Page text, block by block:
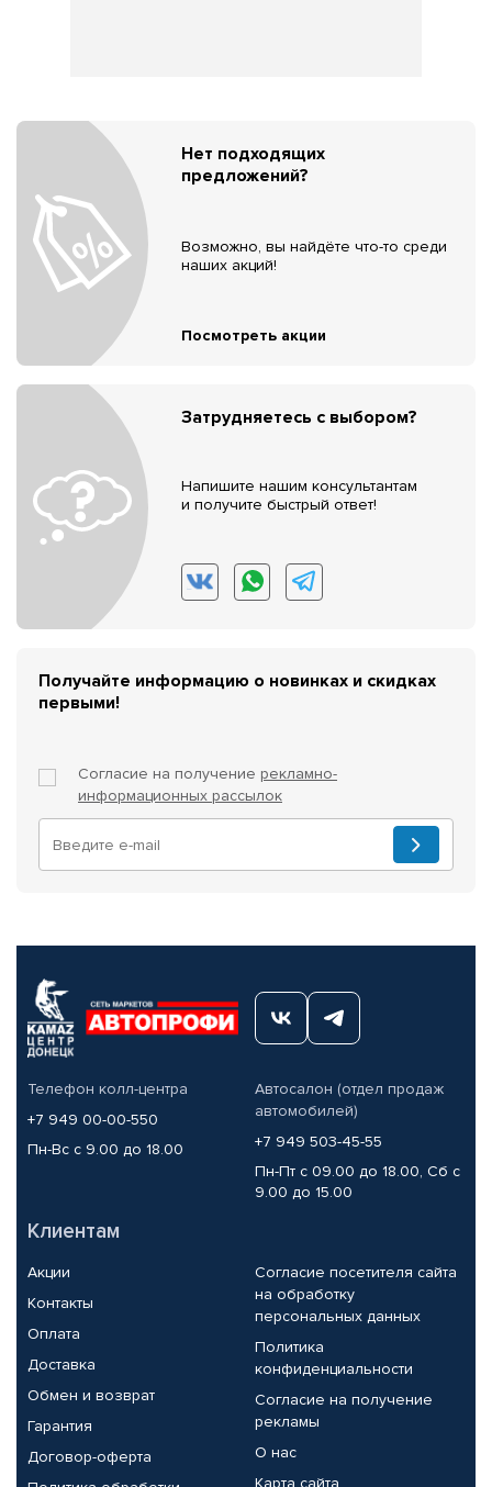
Нет подходящих
предложений?
Возможно, вы найдёте что-то среди
наших акций!
Посмотреть акции
Затрудняетесь с выбором?
Напишите нашим консультантам
и получите быстрый ответ!
Получайте информацию о новинках и скидках
первыми!
Согласие на получение рекламно-
информационных рассылок
Телефон колл-центра
+7 949 00-00-550
Пн-Вс с 9.00 до 18.00
Автосалон (отдел продаж
автомобилей)
+7 949 503-45-55
Пн-Пт с 09.00 до 18.00, Сб с
9.00 до 15.00
Клиентам
Акции
Контакты
Оплата
Доставка
Обмен и возврат
Гарантия
Договор-оферта
Согласие посетителя сайта
на обработку
персональных данных
Политика
конфиденциальности
Согласие на получение
рекламы
О нас
Карта сайта